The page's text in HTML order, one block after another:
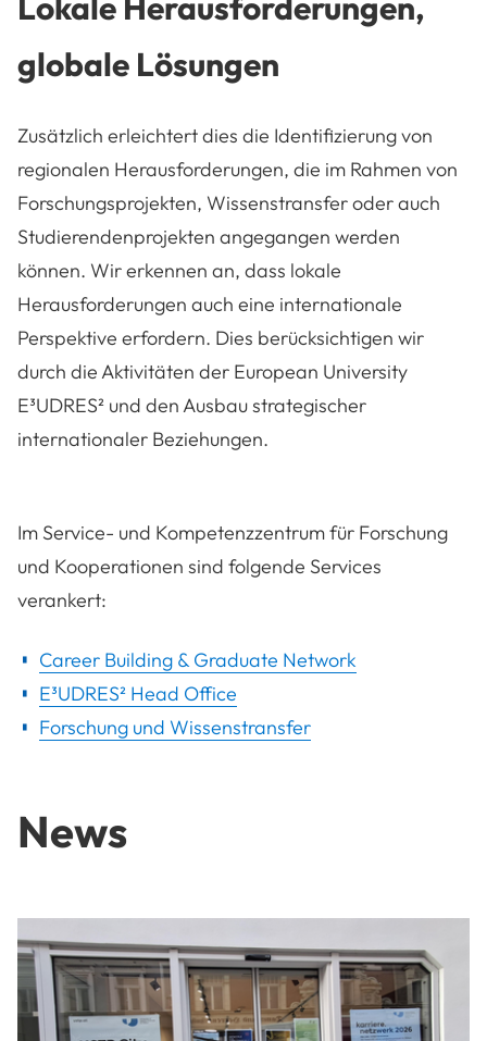
globale Lösungen
Zusätzlich erleichtert dies die Identifizierung von
regionalen Herausforderungen, die im Rahmen von
Forschungsprojekten, Wissenstransfer oder auch
Studierendenprojekten angegangen werden
können. Wir erkennen an, dass lokale
Herausforderungen auch eine internationale
Perspektive erfordern. Dies berücksichtigen wir
durch die Aktivitäten der European University
E³UDRES² und den Ausbau strategischer
internationaler Beziehungen.
Im Service- und Kompetenzzentrum für Forschung
und Kooperationen sind folgende Services
verankert:
Career Building & Graduate Network
E³UDRES² Head Office
Forschung und Wissenstransfer
News